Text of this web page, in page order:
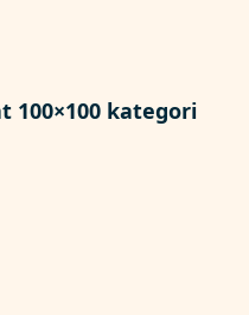
100×100 kategori